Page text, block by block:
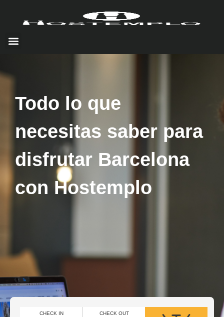
Todo lo que
necesitas saber para
disfrutar Barcelona
con Hostemplo
CHECK IN CHECK OUT